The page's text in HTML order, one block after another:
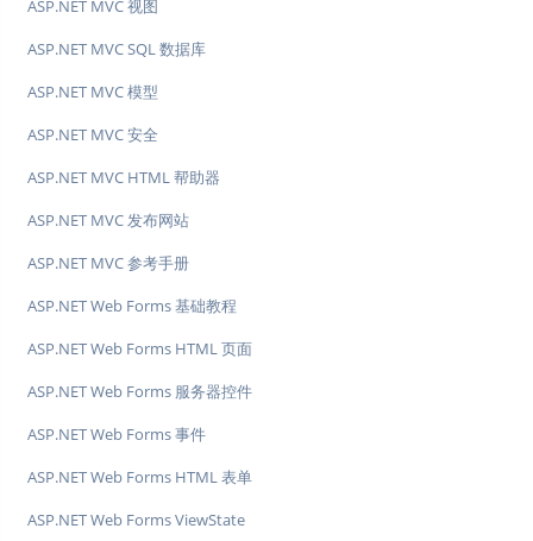
ASP.NET MVC 视图
ASP.NET MVC SQL 数据库
ASP.NET MVC 模型
ASP.NET MVC 安全
ASP.NET MVC HTML 帮助器
ASP.NET MVC 发布网站
ASP.NET MVC 参考手册
ASP.NET Web Forms 基础教程
ASP.NET Web Forms HTML 页面
ASP.NET Web Forms 服务器控件
ASP.NET Web Forms 事件
ASP.NET Web Forms HTML 表单
ASP.NET Web Forms ViewState